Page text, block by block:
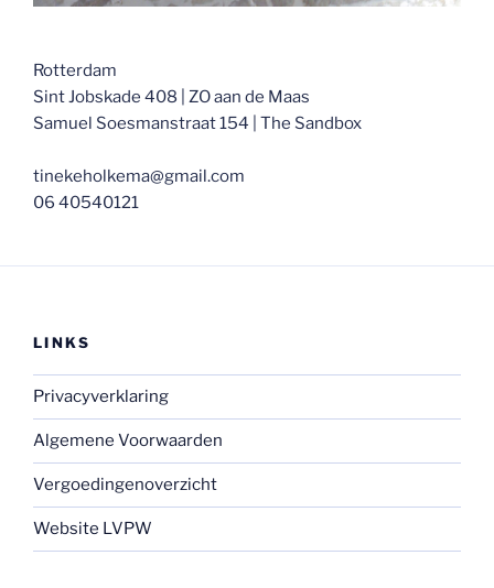
Rotterdam
Sint Jobskade 408 | ZO aan de Maas
Samuel Soesmanstraat 154 | The Sandbox
tinekeholkema@gmail.com
06 40540121
LINKS
Privacyverklaring
Algemene Voorwaarden
Vergoedingenoverzicht
Website LVPW